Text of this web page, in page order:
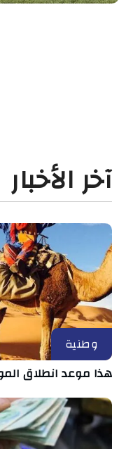
آخر الأخبار
وطنية
هذا موعد انطلاق